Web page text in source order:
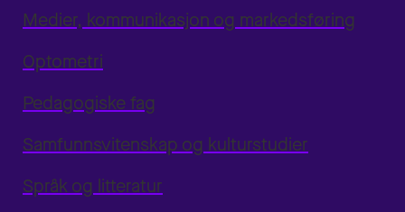
Medier, kommunikasjon og markedsføring
Optometri
Pedagogiske fag
Samfunnsvitenskap og kulturstudier
Språk og litteratur